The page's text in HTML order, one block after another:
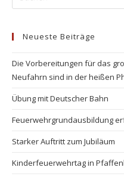
Neueste Beiträge
Die Vorbereitungen für das
Neufahrn sind in der heißen
Übung mit Deutscher Bahn
Feuerwehrgrundausbildung
Starker Auftritt zum Jubiläum
Kinderfeuerwehrtag in